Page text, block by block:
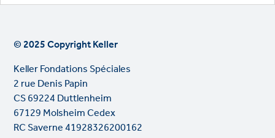
© 2025 Copyright Keller
Keller Fondations Spéciales
2 rue Denis Papin
CS 69224 Duttlenheim
67129 Molsheim Cedex
RC Saverne 41928326200162